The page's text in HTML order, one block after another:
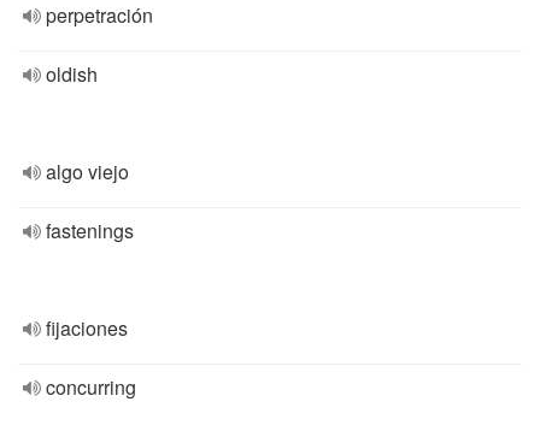
perpetración
oldish
algo viejo
fastenings
fijaciones
concurring